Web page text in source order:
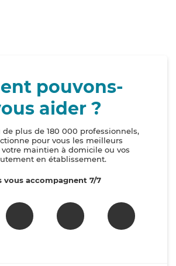
pouvons-
aider ?
de plus de 180 000 professionnels,
pour vous les meilleurs
maintien à domicile ou vos
en établissement.
vous accompagnent 7/7